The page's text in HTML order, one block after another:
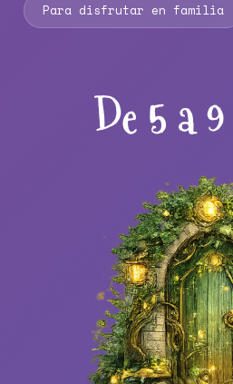
Para disfrutar en familia
De 5 a